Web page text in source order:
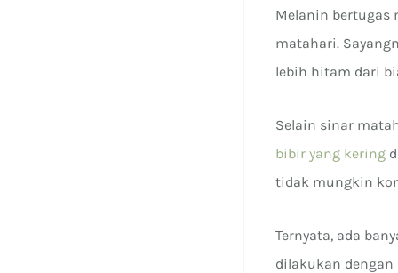
Melanin bertugas
matahari.
lebih hitam dari
Selain sinar
bibir yang kering
tidak mungkin
Ternyata, ada
dilakukan